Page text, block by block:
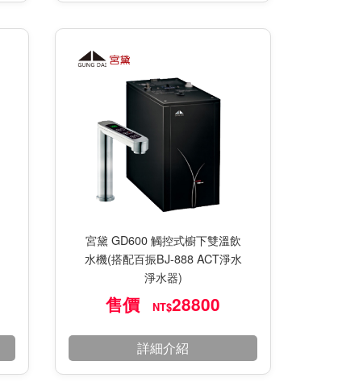
宮黛 GD600 觸控式櫥下雙溫飲
水機(搭配百振BJ-888 ACT淨水
淨水器)
售價 NT$28800
詳細介紹